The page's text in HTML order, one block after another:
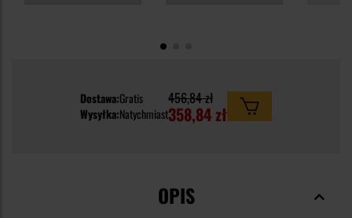
Dostawa:Gratis
Wysyłka:Natychmiast
456,84 zł
358,84 zł
OPIS